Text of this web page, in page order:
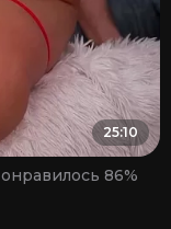
25:10
86%